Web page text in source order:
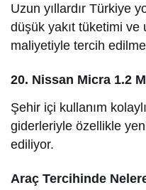
Uzun yıllardır Türkiye
düşük yakıt tüketimi
maliyetiyle tercih
20. Nissan Micra 1.2
Şehir içi kullanım
giderleriyle özellikle
ediliyor.
Araç Tercihinde